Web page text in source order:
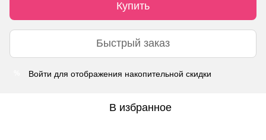
Купить
Быстрый заказ
Войти для отображения накопительной скидки
В избранное